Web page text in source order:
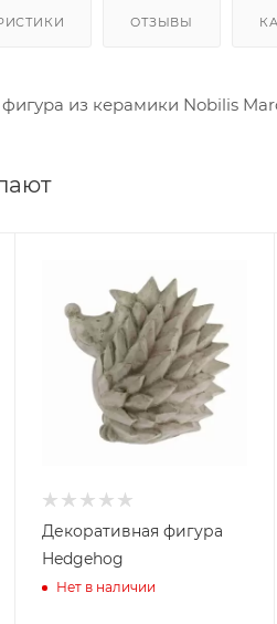
ОТЗЫВЫ
из керамики Nobilis
Декоративная фигура
Hedgehog
Нет в наличии